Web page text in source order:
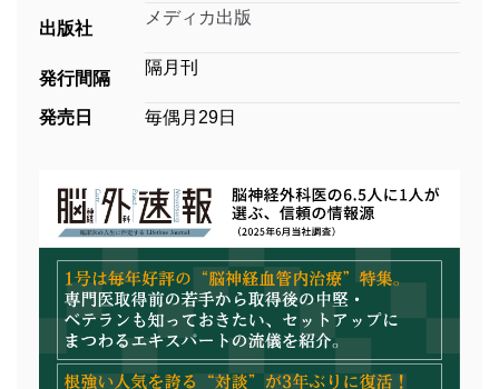
出版社
メディカ出版
発行間隔
隔月刊
発売日 毎偶月29日